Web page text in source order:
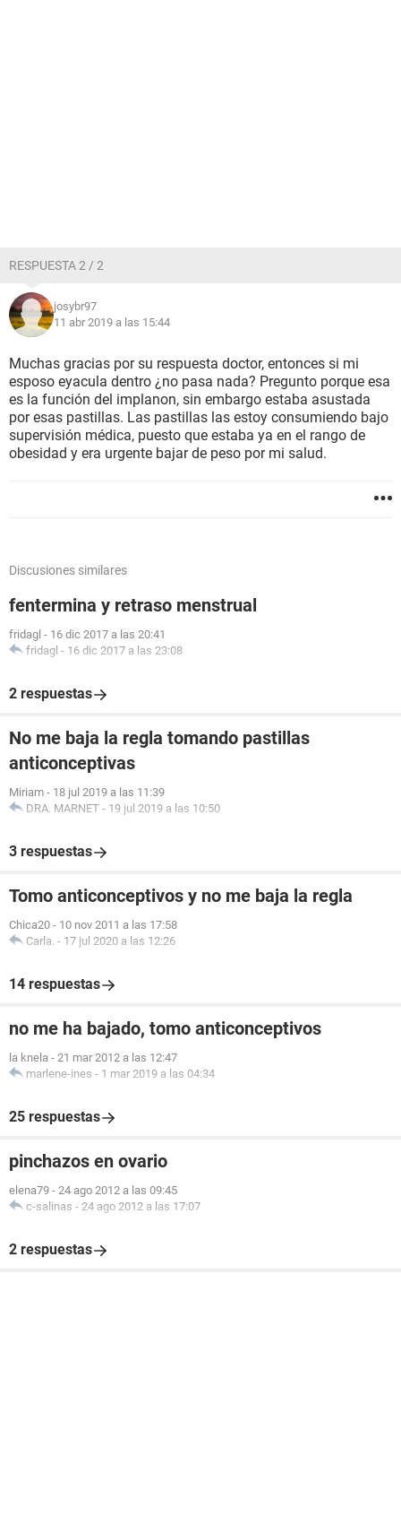
RESPUESTA 2 / 2
josybr97
11 abr 2019 a las 15:44
Muchas gracias por su respuesta doctor, entonces si mi
esposo eyacula dentro ¿no pasa nada? Pregunto porque esa
es la función del implanon, sin embargo estaba asustada
por esas pastillas. Las pastillas las estoy consumiendo bajo
supervisión médica, puesto que estaba ya en el rango de
obesidad y era urgente bajar de peso por mi salud.
Discusiones similares
fentermina y retraso menstrual
fridagl - 16 dic 2017 a las 20:41
fridagl - 16 dic 2017 a las 23:08
2 respuestas
No me baja la regla tomando pastillas
anticonceptivas
Miriam - 18 jul 2019 a las 11:39
DRA. MARNET - 19 jul 2019 a las 10:50
3 respuestas
Tomo anticonceptivos y no me baja la regla
Chica20 - 10 nov 2011 a las 17:58
Carla. - 17 jul 2020 a las 12:26
14 respuestas
no me ha bajado, tomo anticonceptivos
la knela - 21 mar 2012 a las 12:47
marlene-ines - 1 mar 2019 a las 04:34
25 respuestas
pinchazos en ovario
elena79 - 24 ago 2012 a las 09:45
c-salinas - 24 ago 2012 a las 17:07
2 respuestas